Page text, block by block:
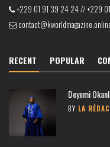
+229 01 91 39 24 24 // +229
RECENT POPULAR
Deyemi
BY LA